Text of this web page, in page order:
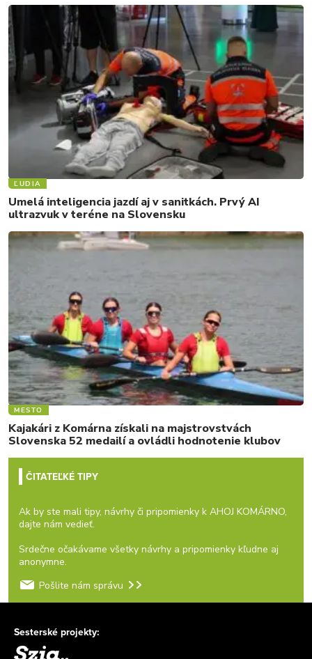
ĽUDIA
Umelá inteligencia jazdí aj v sanitkách. Prvý AI
ultrazvuk v teréne na Slovensku
MESTO
Kajakári z Komárna získali na majstrovstvách
Slovenska 52 medailí a ovládli hodnotenie klubov
ČITATEĽKÉ TIPY
Ak by ste mali tipy, návrhy či pripomienky k AHOJ KOMÁRNO,
dajte nám vedieť.
Srdečne očakávame všetky návrhy a pripomienky kľudne aj
anonymne.
Pošlite nám správu
Sesterské projekty: